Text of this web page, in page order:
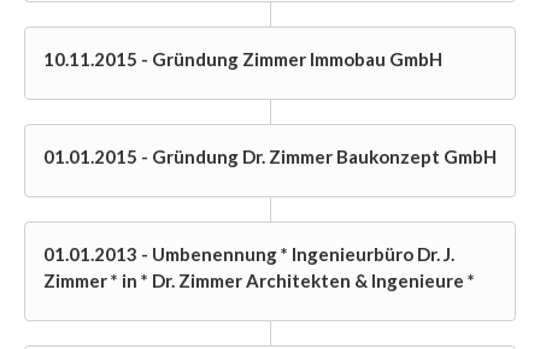
10.11.2015 - Gründung Zimmer Immobau GmbH
01.01.2015 - Gründung Dr. Zimmer Baukonzept GmbH
01.01.2013 - Umbenennung * Ingenieurbüro Dr. J.
Zimmer * in * Dr. Zimmer Architekten & Ingenieure *